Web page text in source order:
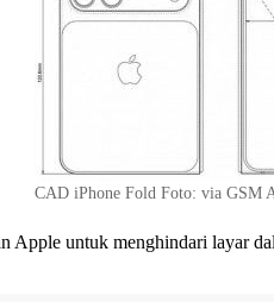
CAD iPhone Fold Foto: via GSM
untuk menghindari layar